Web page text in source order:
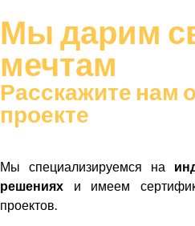
Мы дарим
мечтам
Расскажите нам
проекте
Мы специализируемся на
решениях и имеем
проектов.